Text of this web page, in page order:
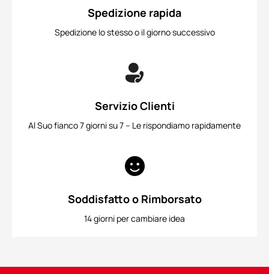
Spedizione rapida
Spedizione lo stesso o il giorno successivo
Servizio Clienti
Al Suo fianco 7 giorni su 7 – Le rispondiamo rapidamente
Soddisfatto o Rimborsato
14 giorni per cambiare idea